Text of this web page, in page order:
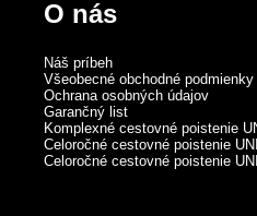
O nás
Náš príbeh
Všeobecné obchodné podmienky
Ochrana osobných údajov
Garančný list
Komplexné cestovné poistenie
Celoročné cestovné poistenie
Celoročné cestovné poistenie